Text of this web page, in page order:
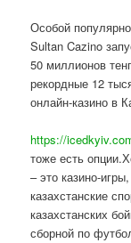
Особой
Sultan Cazino
50 миллионов
рекордные 12
онлайн-казино в
https://
тоже есть
– это казино-
казахстанские
казахстанских
сборной по